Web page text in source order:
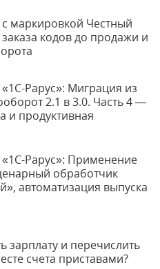
с маркировкой Честный
кодов до продажи и
«1С-Рарус»: Миграция из
2.1 в 3.0. Часть 4 —
и продуктивная
«1С-Рарус»: Применение
обработчик
автоматизация выпуска
зарплату и перечислить
счета приставами?